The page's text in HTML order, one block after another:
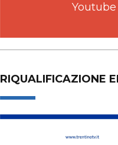
Youtube
RIQUALIFICAZIONE